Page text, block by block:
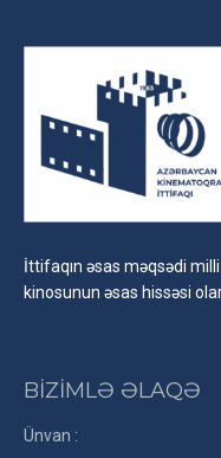
İttifaqın əsas məqsədi
kinosunun əsas hissəsi
BİZİMLƏ ƏLAQƏ
Ünvan :